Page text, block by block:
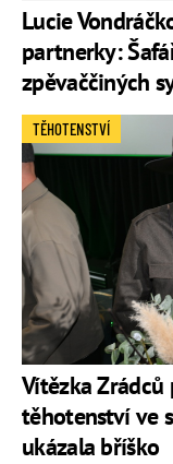
Lucie
partnerky:
zpěvaččiných
Vítězka
těhotenství ve
ukázala bříško
TĚHOTENSTVÍ